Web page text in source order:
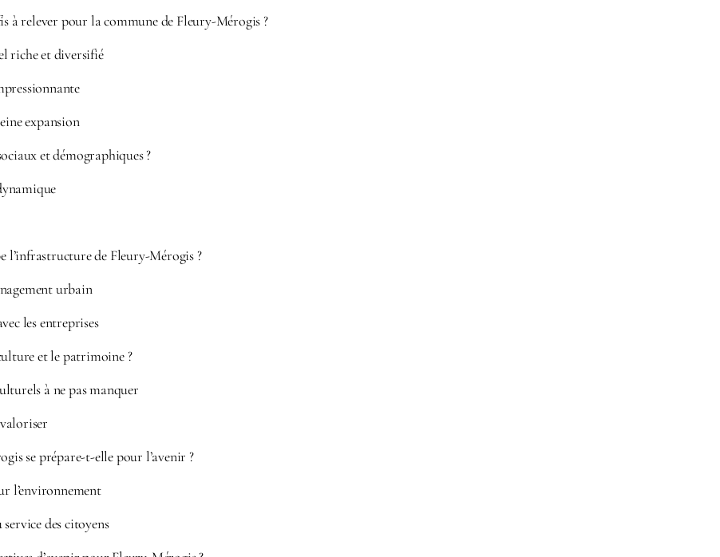
à relever pour la commune de Fleury-Mérogis ?
riche et diversifié
expansion
et démographiques ?
l’infrastructure de Fleury-Mérogis ?
urbain
les entreprises
et le patrimoine ?
à ne pas manquer
se prépare-t-elle pour l’avenir ?
l’environnement
des citoyens